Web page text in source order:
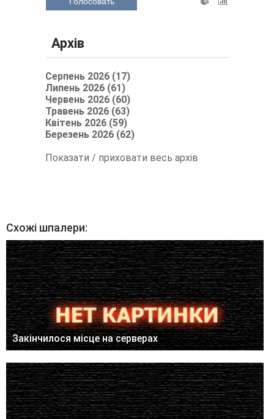
Архів
Серпень 2026 (17)
Липень 2026 (61)
Червень 2026 (60)
Травень 2026 (63)
Квітень 2026 (59)
Березень 2026 (62)
Показати / приховати весь архів
Схожі шпалери:
Закінчилося місце на серверах